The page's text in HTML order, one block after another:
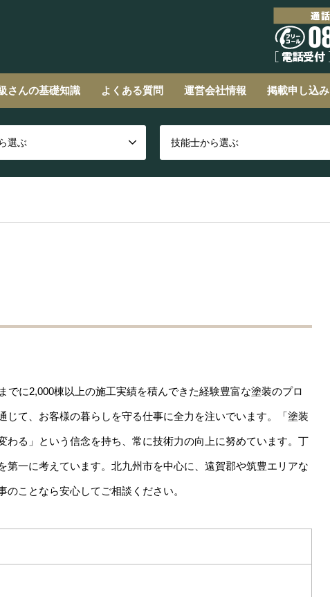
さんの基礎知識 よくある質問 運営会社情報 掲載申し込み
選ぶ 技能士から選ぶ
に2,000棟以上の施工実績を積んできた経験豊富な塗装のプロ
て、お客様の暮らしを守る仕事に全力を注いでいます。「塗装
る」という信念を持ち、常に技術力の向上に努めています。丁
一に考えています。北九州市を中心に、遠賀郡や筑豊エリアな
ことなら安心してご相談ください。